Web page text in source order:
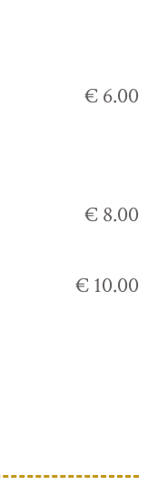
€ 6.00
€ 8.00
€ 10.00